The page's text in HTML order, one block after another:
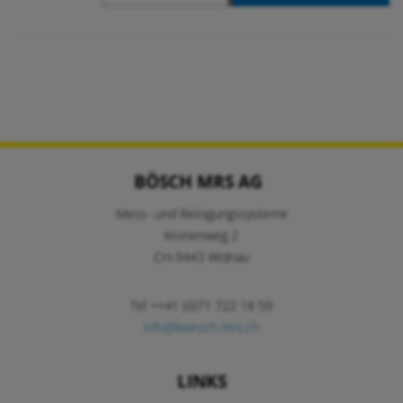
BÖSCH MRS AG
Mess- und Reinigungssysteme
Kronenweg 2
CH-9443 Widnau
Tel ++41 (0)71 722 18 59
info@boesch-mrs.ch
LINKS